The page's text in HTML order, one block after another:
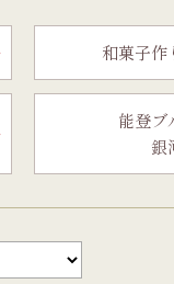
森八エクスプ
手提げ袋
メッセージカ
メディア掲載
黒羊羹「
純度の高い氷砂糖と極
使用し、さっぱりとし
が特徴です。４種類の
ご用意。
小型羊羹「
お召上がりやすい形に
羊羹「粋」は加賀金沢
水と厳選素材を使用
お祝い菓
和菓子作
能登ブ
銀